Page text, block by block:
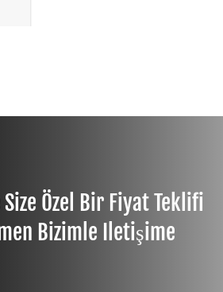
Özel Bir Fiyat Teklifi
Bizimle Iletişime